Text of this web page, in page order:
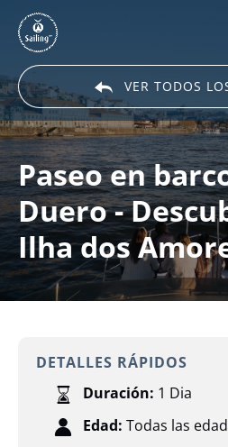
Saltar a la navegación principal
Saltar al contenido
Saltar al pie de página
VER TODOS
Paseo en
Duero -
Ilha dos
DETALLES RÁPIDOS
Duración: 1 Dia
Edad: Todas las